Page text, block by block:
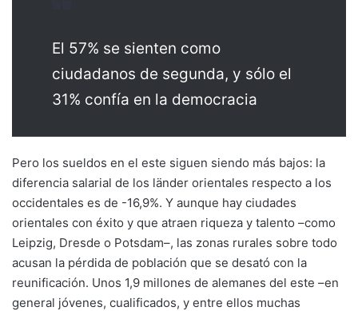
El 57% se sienten como
ciudadanos de segunda, y sólo el
31% confía en la democracia
Pero los sueldos en el este siguen siendo más bajos: la
diferencia salarial de los länder orientales respecto a los
occidentales es de -16,9%. Y aunque hay ciudades
orientales con éxito y que atraen riqueza y talento –como
Leipzig, Dresde o Potsdam–, las zonas rurales sobre todo
acusan la pérdida de población que se desató con la
reunificación. Unos 1,9 millones de alemanes del este –en
general jóvenes, cualificados, y entre ellos muchas